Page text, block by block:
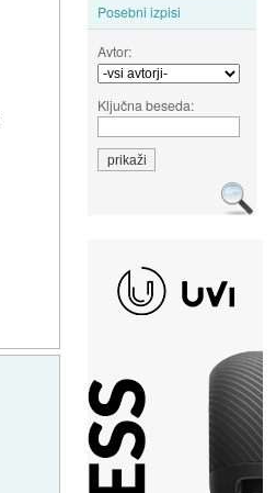
Posebni izpisi
Avtor:
Ključna beseda: